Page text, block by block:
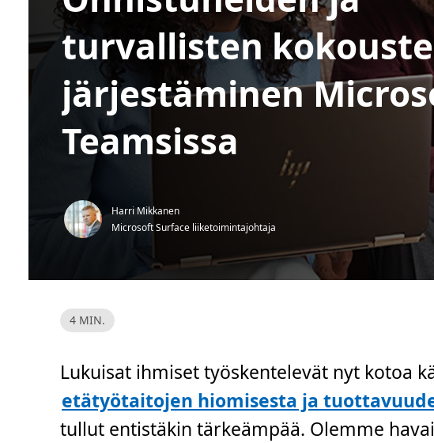
turvallisten
järjestäminen
Teamsissa
Harri Mikkanen
Microsoft Surface liiketoimintajohtaja
L
u
k
4
m
i
4 MIN.
Lukuisat ihmiset työskentelevät nyt kotoa
etätyötaitojen hiomisesta ja
tullut entistäkin tärkeämpää. Olemme